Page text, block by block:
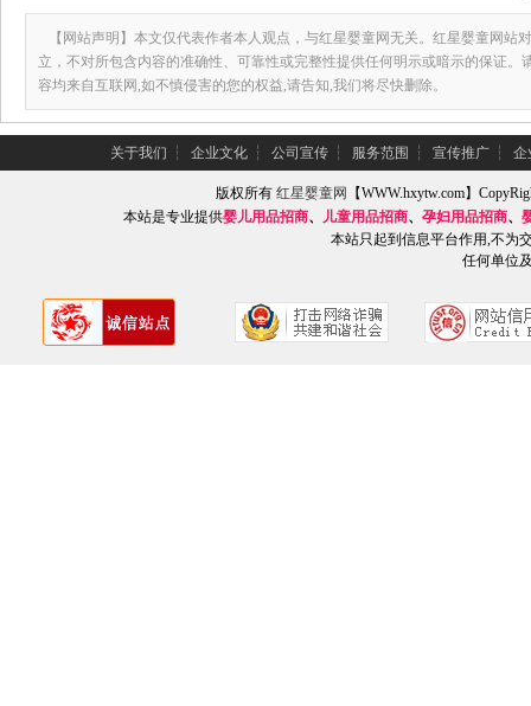
【网站声明】本文仅代表作者本人观点，与红星婴童网无关。红星婴童网站
立，不对所包含内容的准确性、可靠性或完整性提供任何明示或暗示的保证。
容均来自互联网,如不慎侵害的您的权益,请告知,我们将尽快删除。
关于我们 ┆ 企业文化 ┆ 公司宣传 ┆ 服务范围 ┆ 宣传推广 ┆ 企
版权所有红星婴童网
【WWW.hxytw.com】
本站是专业提供婴儿用品招商、 儿童用品招商、 孕妇用品招商、
本站只起到信息平台作用,不为
任何单位